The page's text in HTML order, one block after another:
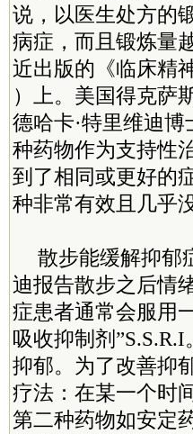
说，以医生处方的
病症，而且锻炼量
近出版的《临床精
）上。美国得克萨
德哈卡·特里维迪
种药物作为支持性
到了相同或更好的
种非常有效且几乎
散步能缓解抑郁
迪报告散步之后情
症患者通常会服用
吸收抑制剂
抑郁。为了改善抑
疗法：在某一个时
第二种药物如安定